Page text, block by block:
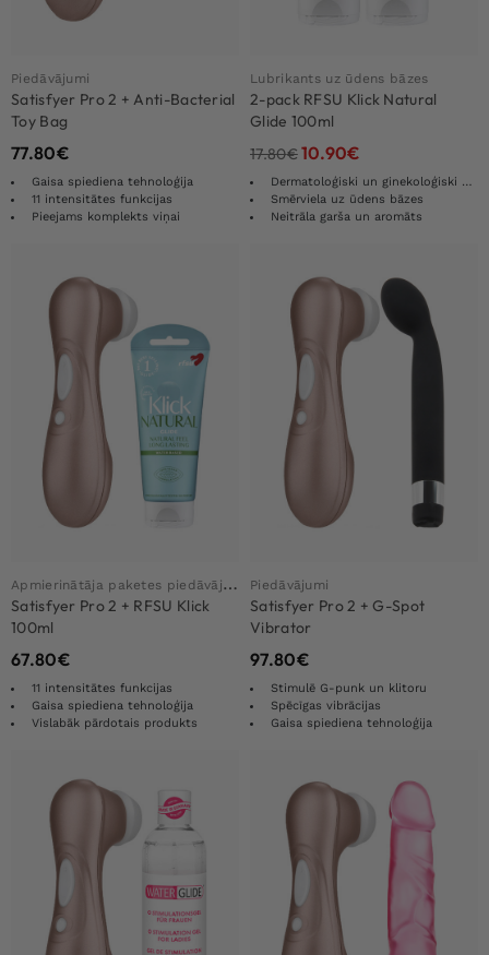
Piedāvājumi
Satisfyer Pro 2 + Anti-Bacterial
Toy Bag
77.80€
Gaisa spiediena tehnoloģija
11 intensitātes funkcijas
Pieejams komplekts viņai
Lubrikants uz ūdens bāzes
2-pack RFSU Klick Natural
Glide 100ml
17.80€10.90€
Dermatoloģiski un ginekoloģiski pārbaudīts
Smērviela uz ūdens bāzes
Neitrāla garša un aromāts
A
pmierinātāja paketes piedāvājums
Satisfyer Pro 2 + RFSU Klick
100ml
67.80€
11 intensitātes funkcijas
Gaisa spiediena tehnoloģija
Vislabāk pārdotais produkts
Piedāvājumi
Satisfyer Pro 2 + G-Spot
Vibrator
97.80€
Stimulē G-punk un klitoru
Spēcīgas vibrācijas
Gaisa spiediena tehnoloģija